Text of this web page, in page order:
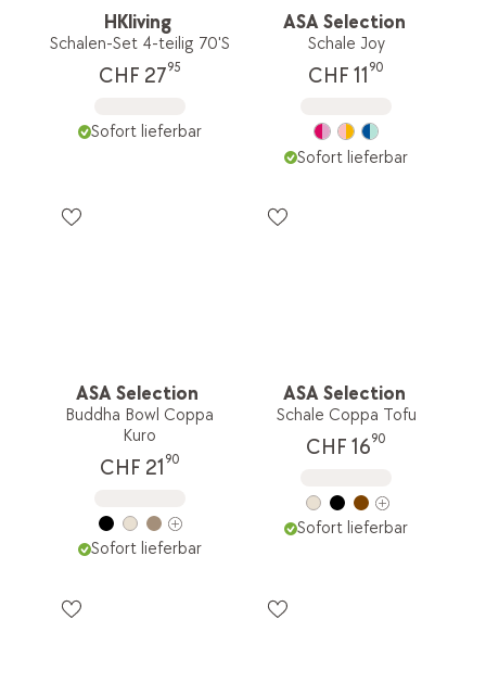
HKliving
Schalen-Set 4-teilig 70'S
CHF 2795
Sofort lieferbar
ASA Selection
Schale Joy
CHF 11 90
Sofort lieferbar
ASA Selection
Buddha Bowl Coppa
Kuro
CHF 21 90
Sofort lieferbar
ASA Selection
Schale Coppa Tofu
CHF 1690
Sofort lieferbar